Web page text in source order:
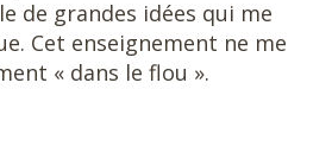
de grandes idées qui me
Cet enseignement ne me
« dans le flou ».